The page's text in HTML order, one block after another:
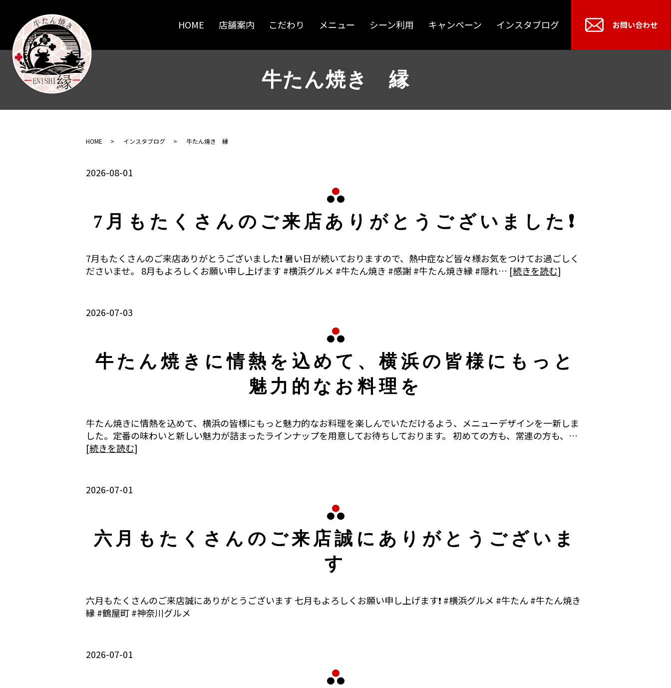
HOME 店舗案内 こだわり メニュー シーン利用 キャンペーン インスタブログ お問い合わせ
牛たん焼き 縁
HOME インスタブログ 牛たん焼き 縁
2026-08-01
7月もたくさんのご来店ありがとうございました❗
7月もたくさんのご来店ありがとうございました❗ 暑い日が続いておりますので、熱中症など皆々様お気をつけてお過ごしく
ださいませ。 8月もよろしくお願い申し上げます #横浜グルメ #牛たん焼き #感謝 #牛たん焼き縁 #隠れ… [続きを読む]
2026-07-03
牛たん焼きに情熱を込めて、横浜の皆様にもっと
魅力的なお料理を
牛たん焼きに情熱を込めて、横浜の皆様にもっと魅力的なお料理を楽しんでいただけるよう、メニューデザインを一新しま
した。定番の味わいと新しい魅力が詰まったラインナップを用意してお待ちしております。 初めての方も、常連の方も、…
[続きを読む]
2026-07-01
六月もたくさんのご来店誠にありがとうございま
す
六月もたくさんのご来店誠にありがとうございます 七月もよろしくお願い申し上げます❗ #横浜グルメ #牛たん #牛たん焼き
縁 #鶴屋町 #神奈川グルメ
2026-07-01